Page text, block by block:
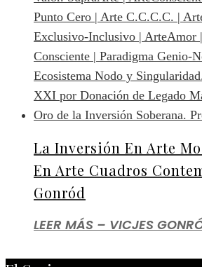
La Inversión En Arte
En Arte Cuadros
Gonród
LEER MÁS – VICJES